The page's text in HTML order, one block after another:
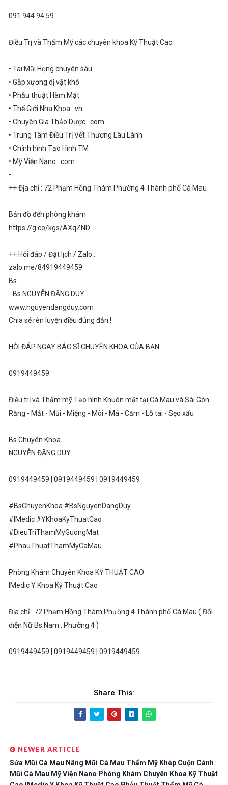
091 944 94 59
Điều Trị và Thẩm Mỹ các chuyên khoa Kỹ Thuật Cao :
• Tai Mũi Họng chuyên sâu
• Gắp xương dị vật khó
• Phẫu thuật Hàm Mặt
• Thế Giới Nha Khoa . vn
• Chuyên Gia Thảo Dược . com
• Trung Tâm Điều Trị Vết Thương Lâu Lành
• Chỉnh hình Tạo Hình TM
• Mỹ Viện Nano . com
•
++ Địa chỉ : 72 Phạm Hồng Thám Phường 4 Thành phố Cà Mau
Bản đồ đến phòng khám
https://g.co/kgs/AXqZND
++ Hỏi đáp / Đặt lịch / Zalo :
zalo.me/84919449459
Bs
- Bs NGUYỄN ĐẶNG DUY -
www.nguyendangduy.com
Chia sẻ rèn luyện điều đúng đắn !
HỎI ĐÁP NGAY BÁC SĨ CHUYÊN KHOA CỦA BẠN
0919449459
Điều trị và Thẩm mỹ Tạo hình Khuôn mặt tại Cà Mau và Sài Gòn
Răng - Mắt - Mũi - Miệng - Môi - Má - Cằm - Lỗ tai - Sẹo xấu
Bs Chuyên Khoa
NGUYỄN ĐẶNG DUY
0919449459 | 0919449459 | 0919449459
#BsChuyenKhoa #BsNguyenDangDuy
#IMedic #YKhoaKyThuatCao
#DieuTriThamMyGuongMat
#PhauThuatThamMyCaMau
Phòng Khám Chuyên Khoa KỸ THUẬT CAO
IMedic Y Khoa Kỹ Thuật Cao
Địa chỉ : 72 Phạm Hồng Thám Phường 4 Thành phố Cà Mau ( Đối
diện Nữ Bs Nam , Phường 4 )
0919449459 | 0919449459 | 0919449459
Share This:
NEWER ARTICLE
Sửa Mũi Cà Mau Nâng Mũi Cà Mau Thẩm Mỹ Khép Cuộn Cánh
Mũi Cà Mau Mỹ Viện Nano Phòng Khám Chuyên Khoa Kỹ Thuật